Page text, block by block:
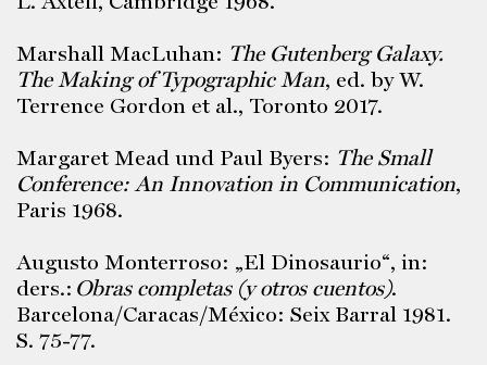
Marshall MacLuhan: The Gutenberg Galaxy.
The Making of Typographic Man, ed. by W.
Terrence Gordon et al., Toronto 2017.
Margaret Mead und Paul Byers: The Small
Conference: An Innovation in Communication,
Paris 1968.
Augusto Monterroso: „El Dinosaurio“, in:
ders.: Obras completas (y otros cuentos).
Barcelona/Caracas/México: Seix Barral 1981.
S. 75-77.